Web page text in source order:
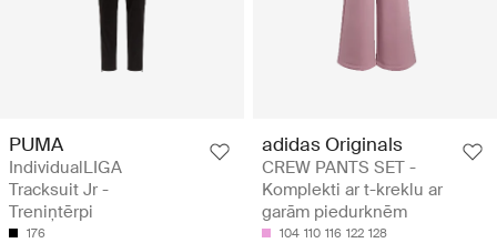
PUMA
IndividualLIGA
Tracksuit Jr -
Treniņtērpi
176
adidas Originals
CREW PANTS SET -
Komplekti ar t-kreklu ar
garām piedurknēm
104 110 116 122 128